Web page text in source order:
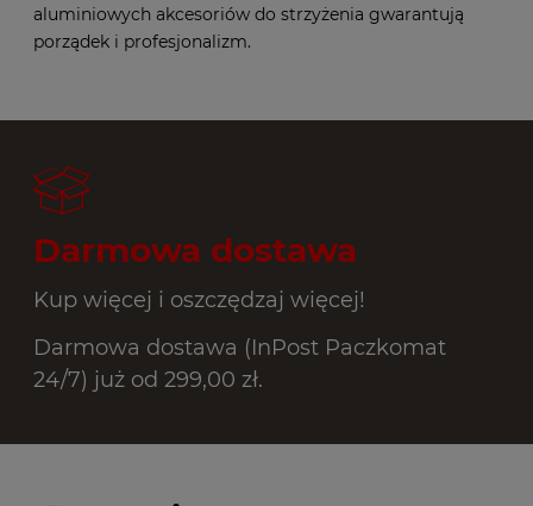
aluminiowych akcesoriów do strzyżenia gwarantują
porządek i profesjonalizm.
Darmowa dostawa
Kup więcej i oszczędzaj więcej!
Darmowa dostawa (InPost Paczkomat
24/7) już od 299,00 zł.